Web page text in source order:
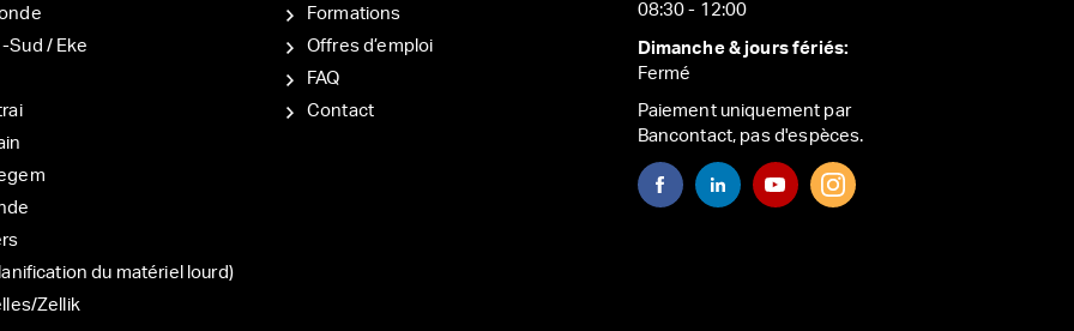
Sud / Eke
du matériel lourd)
Zellik
Formations
Offres d’emploi
FAQ
Contact
08:30 - 12:00
Dimanche & jours fériés:
Fermé
Paiement uniquement par
Bancontact, pas d'espèces.